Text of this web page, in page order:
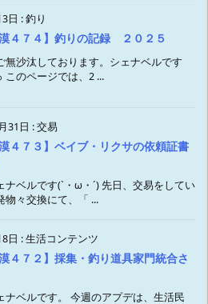
日 :釣り
漠４７４】釣りの記録 ２０２５
無沙汰しております。シェナベルです
このページでは、2 ...
31日 :交易
漠４７３】ベイブ・リクサの依頼証書
ナベルです(`・ω・´) 先日、交易をしてい
物々交換にて、「 ...
日 :生活コンテンツ
４７２】採集・釣り道具家門統合さ
ナベルです。 今週のアプデは、生活民